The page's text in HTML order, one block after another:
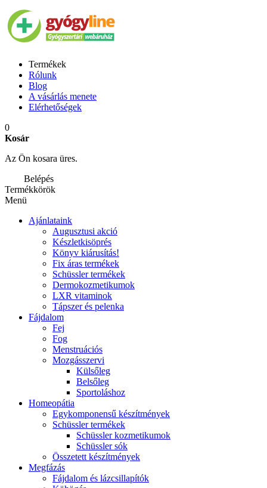
Termékek
Rólunk
Blog
A vásárlás menete
Elérhetőségek
0
Kosár
Az Ön kosara üres.
Belépés
Termékkörök
Menü
Ajánlataink
Augusztusi akció
Készletkisöprés
Könyv kiárusítás!
Fix áras termékek
Schüssler termékek
Dermokozmetikumok
LXR vitaminok
Tápszer és pelenka
Fájdalom
Fej
Fog
Menstruációs
Mozgásszervi
Külsőleg
Belsőleg
Sportoláshoz
Homeopátia
Egykomponensű készítmények
Schüssler termékek
Schüssler kozmetikumok
Schüssler sók
Összetett készítmények
Megfázás
Fájdalom és lázcsillapítók